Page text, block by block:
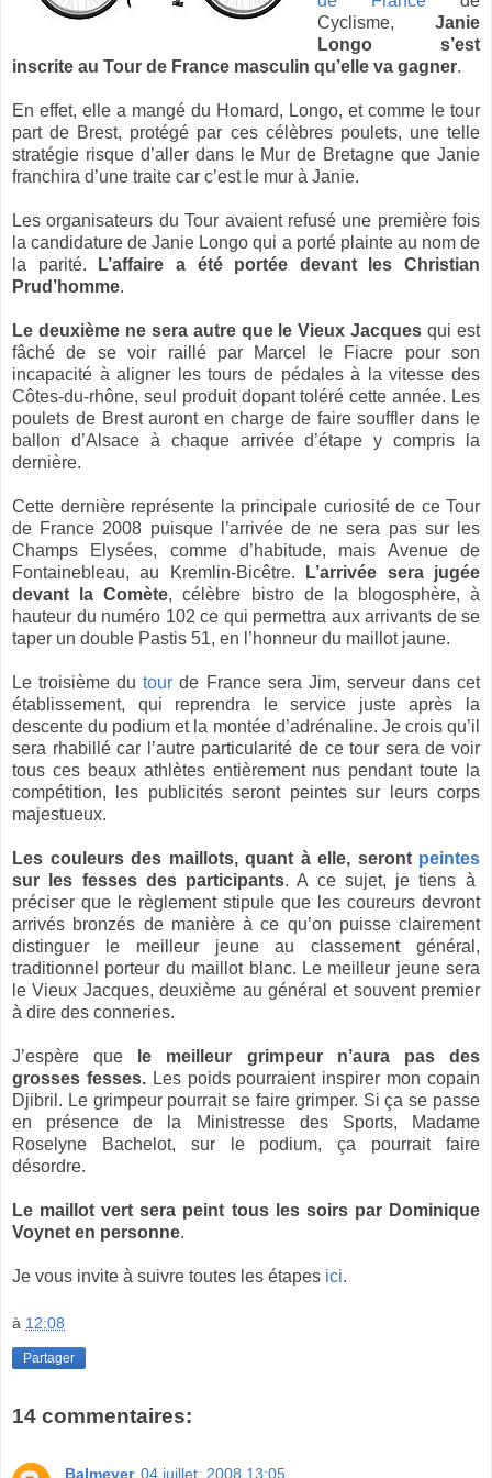
Cyclisme, Janie
Longo s’est
inscrite au Tour de France masculin qu’elle va gagner.
En effet, elle a mangé du Homard, Longo, et comme le tour
part de Brest, protégé par ces célèbres poulets, une telle
stratégie risque d’aller dans le Mur de Bretagne que Janie
franchira d’une traite car c’est le mur à Janie.
Les organisateurs du Tour avaient refusé une première fois
la candidature de Janie Longo qui a porté plainte au nom de
la parité. L’affaire a été portée devant les Christian
Prud’homme.
Le deuxième ne sera autre que le Vieux Jacques qui est
fâché de se voir raillé par Marcel le Fiacre pour son
incapacité à aligner les tours de pédales à la vitesse des
Côtes-du-rhône, seul produit dopant toléré cette année. Les
poulets de Brest auront en charge de faire souffler dans le
ballon d’Alsace à chaque arrivée d’étape y compris la
dernière.
Cette dernière représente la principale curiosité de ce Tour
de France 2008 puisque l’arrivée de ne sera pas sur les
Champs Elysées, comme d’habitude, mais Avenue de
Fontainebleau, au Kremlin-Bicêtre.
L’arrivée sera jugée
devant la Comète, célèbre bistro de la blogosphère, à
hauteur du numéro 102 ce qui permettra aux arrivants de se
taper un double Pastis 51, en l’honneur du maillot jaune.
Le troisième dutour de France sera Jim, serveur dans cet
établissement, qui reprendra le service juste après la
descente du podium et la montée d’adrénaline. Je crois qu’il
sera rhabillé car l’autre particularité de ce tour sera de voir
tous ces beaux athlètes entièrement nus pendant toute la
compétition, les publicités seront peintes sur leurs corps
majestueux.
Les couleurs des maillots, quant à elle, seront peintes
sur les fesses des participants. A ce sujet, je tiens à
préciser que le règlement stipule que les coureurs devront
arrivés bronzés de manière à ce qu’on puisse clairement
distinguer le meilleur jeune au classement général,
traditionnel porteur du maillot blanc. Le meilleur jeune sera
le Vieux Jacques, deuxième au général et souvent premier
à dire des conneries.
J’espère que
le meilleur grimpeur n’aura pas des
grosses fesses.Les poids pourraient inspirer mon copain
Djibril. Le grimpeur pourrait se faire grimper. Si ça se passe
en présence de la Ministresse des Sports, Madame
Roselyne Bachelot, sur le podium, ça pourrait faire
désordre.
Le maillot vert sera peint tous les soirs par Dominique
Voynet en personne.
Je vous invite à suivre toutes les étapes ici.
à 12:08
Partager
14 commentaires:
Balmeyer 04 juillet, 2008 13:05